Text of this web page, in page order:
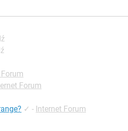
Forum
✓ - Internet Forum